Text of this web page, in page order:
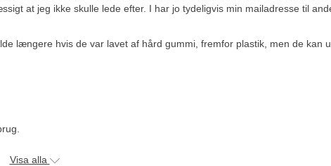
at jeg ikke skulle lede efter. I har jo tydeligvis min mailadresse til
længere hvis de var lavet af hård gummi, fremfor plastik, men de kan
Visa alla